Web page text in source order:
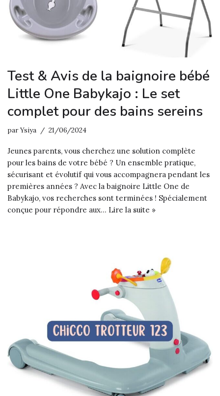
Test & Avis de la baignoire bébé
Little One Babykajo : Le set
complet pour des bains sereins
parYsiya 21/06/2024
Jeunes parents, vous cherchez une solution complète
pour les bains de votre bébé ? Un ensemble pratique,
sécurisant et évolutif qui vous accompagnera pendant les
premières années ? Avec la baignoire Little One de
Babykajo, vos recherches sont terminées ! Spécialement
conçue pour répondre aux… Lire la suite »